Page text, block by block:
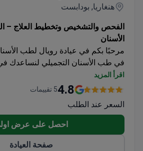
هنغاريا, بودابست
الفحص والتشخيص وتخطيط العلاج –
الأسنان
مرحبًا بكم في عيادة رويال لطب
في طب الأسنان التجميلي لنساعدك
ابتسامة جميلة وصحية. تقدم عيادتنا
الخدمات، بما في ذلك الفحص
والجسور، قلع الأسنان، زراعة الأسنان،
تجميل الوجه والشفاه، وتقويم الأسنان
Invisalign®. .
سيقدم فريقنا من أطباء الأسنان ذوي
اقرأ المزيد
4.85 تقييمات
السعر عند الطلب
احصل على عرض
صفحة العيادة